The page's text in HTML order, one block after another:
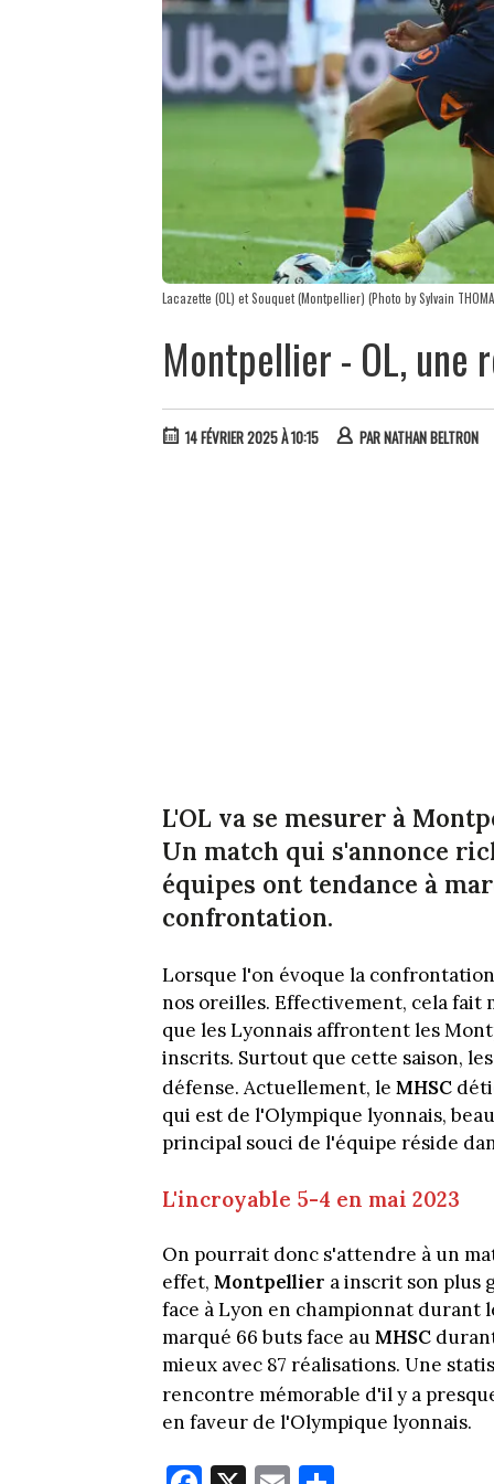
Lacazette (OL) et Souquet (Montpellier) (Photo by Sylvain
Montpellier - OL, une
14 FÉVRIER 2025 À 10:15 PARNATHAN BELTRON
L'OL va se mesurer à
Un match qui s'annonce
équipes ont tendance à
confrontation.
Lorsque l'on évoque la
nos oreilles. Effectivement, cela fait
que les Lyonnais affrontent les
inscrits. Surtout que cette saison,
défense. Actuellement, le MHSC
qui est de l'Olympique lyonnais,
principal souci de l'équipe réside
L'incroyable 5-4 en mai 2023
On pourrait donc s'attendre à un
effet, Montpellier a inscrit son plus
face à Lyon en championnat durant
marqué 66 buts face auMHSC
mieux avec 87 réalisations. Une
rencontre mémorable d'il y a
en faveur de l'Olympique lyonnais.